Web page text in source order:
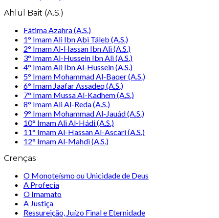
Ahlul Bait (A.S.)
Fátima Azahra (A.S.)
1° Imam Ali Ibn Abi Táleb (A.S.)
2° Imam Al-Hassan Ibn Ali (A.S.)
3° Imam Al-Hussein Ibn Ali (A.S.)
4° Imam Ali Ibn Al-Hussein (A.S.)
5° Imam Mohammad Al-Baqer (A.S.)
6° Imam Jaafar Assadeq (A.S.)
7° Imam Mussa Al-Kadhem (A.S.)
8° Imam Ali Al-Reda (A.S.)
9° Imam Mohammad Al-Jauád (A.S.)
10° Imam Ali Al-Hádi (A.S.)
11° Imam Al-Hassan Al-Ascari (A.S.)
12° Imam Al-Mahdi (A.S.)
Crenças
O Monoteísmo ou Unicidade de Deus
A Profecia
O Imamato
A Justiça
Ressureição, Juízo Final e Eternidade